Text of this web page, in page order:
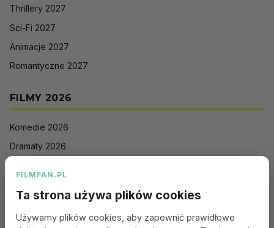
Thrillery 2027
Sci-Fi 2027
Animacje 2027
Romantyczne 2027
FILMY 2026
Komedie 2026
Dramaty 2026
Sci-Fi 2026
FILMFAN.PL
Ta strona używa plików cookies
Używamy plików cookies, aby zapewnić prawidłowe